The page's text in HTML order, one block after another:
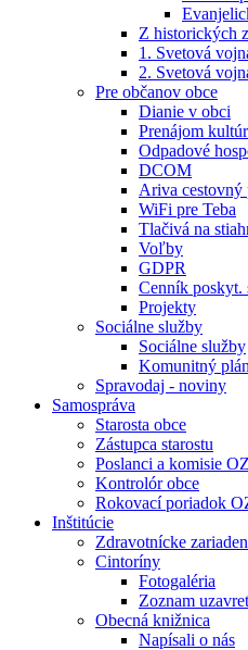
Z historických
1. Svetová
2. Svetová
Pre občanov obce
Dianie v obci
Prenájom
Odpadové
DCOM
Ariva cestovný
WiFi pre Teba
Tlačivá na
Voľby
GDPR
Cenník poskyt.
Projekty
Sociálne služby
Sociálne služby
Komunitný
Spravodaj - noviny
Samospráva
Starosta obce
Zástupca starostu
Poslanci a komisie OZ
Kontrolór obce
Rokovací poriadok
Inštitúcie
Zdravotnícke
Cintoríny
Fotogaléria
Zoznam
Obecná knižnica
Napísali o nás